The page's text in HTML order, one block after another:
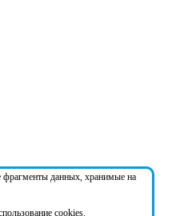
фрагменты данных, хранимые на
cookies.